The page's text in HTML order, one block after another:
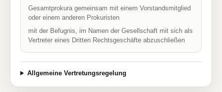
Gesamtprokura gemeinsam mit einem Vorstandsmitglied
oder einem anderen Prokuristen
mit der Befugnis, im Namen der Gesellschaft mit sich als
Vertreter eines Dritten Rechtsgeschäfte abzuschließen
Allgemeine Vertretungsregelung